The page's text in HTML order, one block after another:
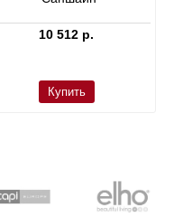
10 512 р.
Купить